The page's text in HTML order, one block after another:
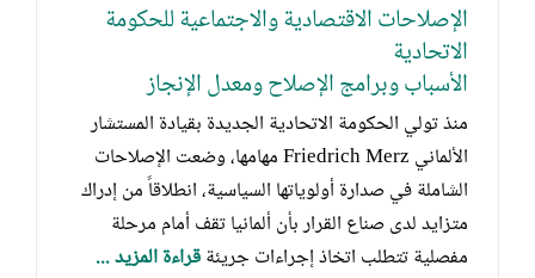
الإصلاحات الاقتصادية والاجتماعية للحكومة
الاتحادية
الأسباب وبرامج الإصلاح ومعدل الإنجاز
منذ تولي الحكومة الاتحادية الجديدة بقيادة المستشار
الألماني Friedrich Merz مهامها، وضعت الإصلاحات
الشاملة في صدارة أولوياتها السياسية، انطلاقاً من إدراك
متزايد لدى صناع القرار بأن ألمانيا تقف أمام مرحلة
مفصلية تتطلب اتخاذ إجراءات جريئةقراءة المزيد ...